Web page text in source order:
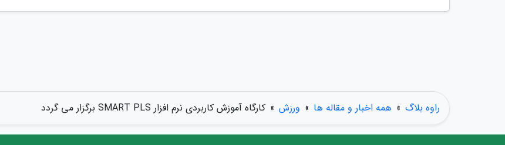
راوه بلاگ » همه اخبار و مقاله ها » ورزش » کارگاه آموزش کاربردی نرم افزار SMART PLS برگزار می گردد